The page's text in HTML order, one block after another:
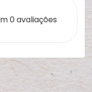
0 avaliações